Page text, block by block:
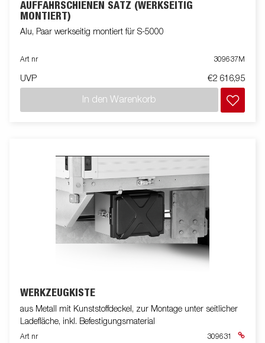
AUFFAHRSCHIENEN SATZ (WERKSEITIG
MONTIERT)
Alu, Paar werkseitig montiert für S-5000
Art nr 309637M
UVP €2 616,95
In den Warenkorb
WERKZEUGKISTE
aus Metall mit Kunststoffdeckel, zur Montage unter seitlicher
Ladefläche, inkl. Befestigungsmaterial
Art nr 309631